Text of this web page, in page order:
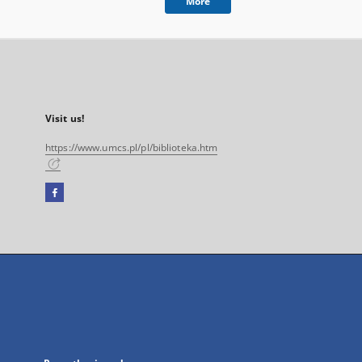
Visit us!
https://www.umcs.pl/pl/biblioteka.htm
Facebook
open